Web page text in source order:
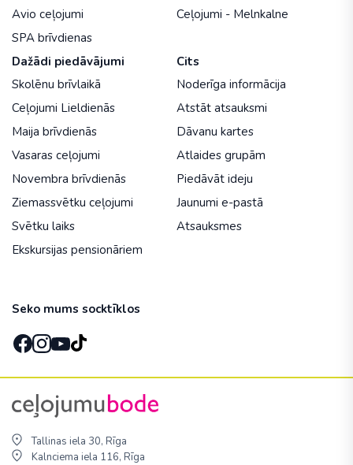
Avio ceļojumi
SPA brīvdienas
Ceļojumi - Melnkalne
Dažādi piedāvājumi
Skolēnu brīvlaikā
Ceļojumi Lieldienās
Maija brīvdienās
Vasaras ceļojumi
Novembra brīvdienās
Ziemassvētku ceļojumi
Svētku laiks
Ekskursijas pensionāriem
Cits
Noderīga informācija
Atstāt atsauksmi
Dāvanu kartes
Atlaides grupām
Piedāvāt ideju
Jaunumi e-pastā
Atsauksmes
Seko mums socktīklos
Tallinas iela 30, Rīga
Kalnciema iela 116, Rīga